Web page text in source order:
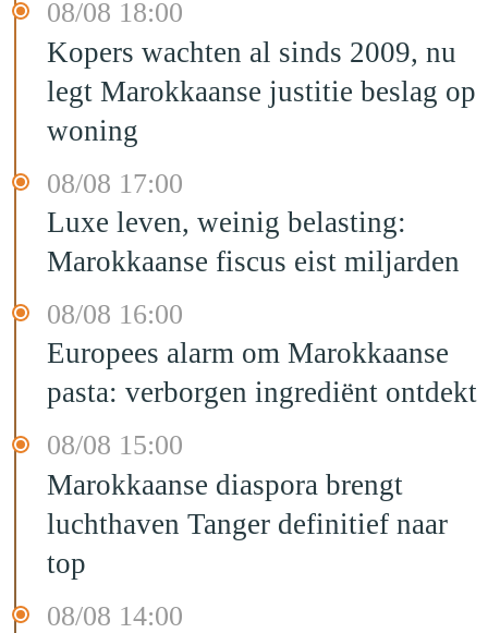
08/08 18:00
Kopers wachten al sinds 2009, nu
legt Marokkaanse justitie beslag op
woning
08/08 17:00
Luxe leven, weinig belasting:
Marokkaanse fiscus eist miljarden
08/08 16:00
Europees alarm om Marokkaanse
pasta: verborgen ingrediënt ontdekt
08/08 15:00
Marokkaanse diaspora brengt
luchthaven Tanger definitief naar
top
08/08 14:00